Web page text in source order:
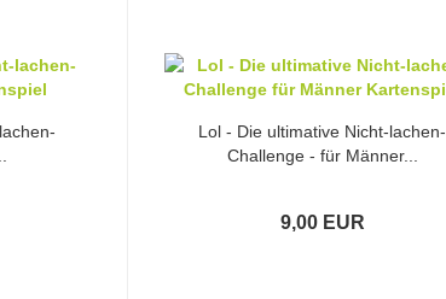
Lol - Die ultimative Nicht-lachen-
Challenge - für Männer...
9,00 EUR